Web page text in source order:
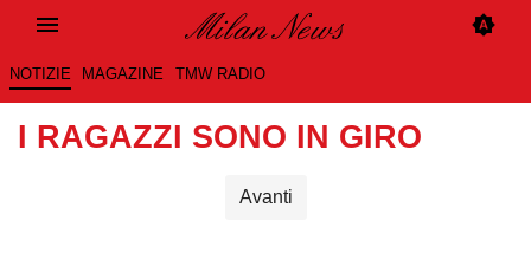
NOTIZIE MAGAZINE TMW RADIO
I RAGAZZI SONO IN GIRO
Avanti